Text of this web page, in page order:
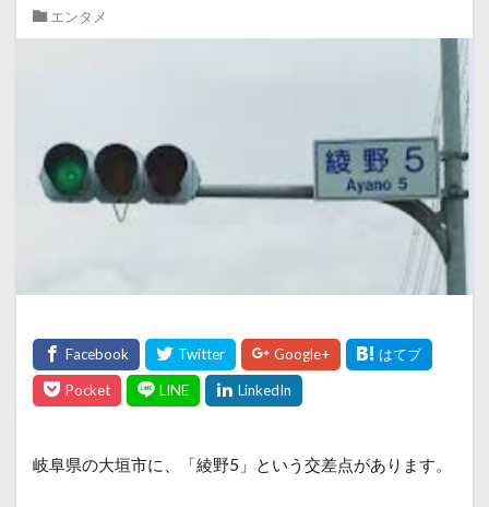
エンタメ
岐阜県の大垣市に、「綾野5」という交差点があります。